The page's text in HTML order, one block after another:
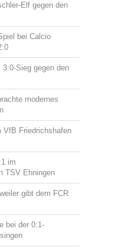
Elf gegen den
bei Calcio
Sieg gegen den
modernes
VfB Friedrichshafen
im
TSV Ehningen
gibt dem FCR
bei der 0:1-